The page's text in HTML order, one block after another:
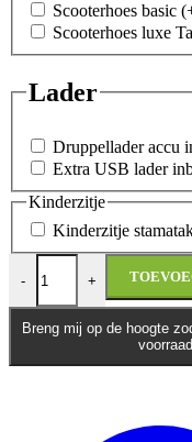
Scooterhoes basic
Scooterhoes luxe
Lader
Druppellader accu
Extra USB lader
Kinderzitje
Kinderzitje
-
Kymco Micare 125i E5+
+
Breng mij op de hoogte